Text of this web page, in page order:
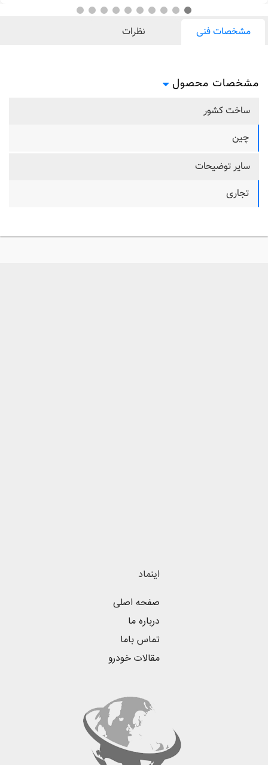
مشخصات فنی نظرات
مشخصات محصول
ساخت کشور
چین
سایر توضیحات
تجاری
اینماد
صفحه اصلی
درباره ما
تماس باما
مقالات خودرو